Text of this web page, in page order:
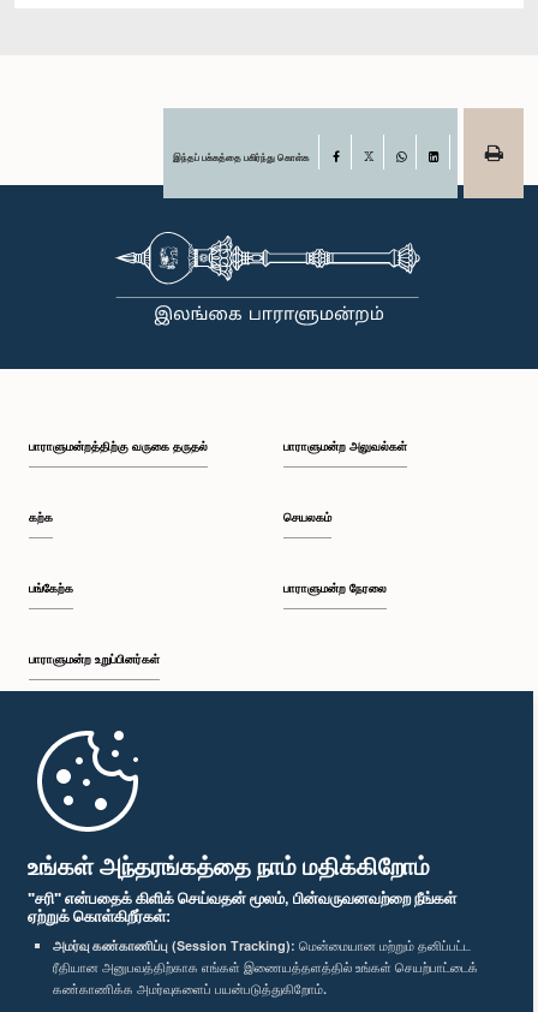
உங்கள் அந்தரங்கத்தை நாம் மதிக்கிறோம்
"சரி" என்பதைக் கிளிக் செய்வதன் மூலம், பின்வருவனவற்றை நீங்கள்
ஏற்றுக் கொள்கிறீர்கள்:
அமர்வு கண்காணிப்பு (Session Tracking): மென்மையான மற்றும் தனிப்பட்ட
ரீதியான அனுபவத்திற்காக எங்கள் இணையத்தளத்தில் உங்கள் செயற்பாட்டைக்
கண்காணிக்க அமர்வுகளைப் பயன்படுத்துகிறோம்.
இந்தப் பக்கத்தை பகிர்ந்து கொள்க Facebook
பாராளுமன்றத்திற்கு வருகை தருதல்
கற்க
பங்கேற்க
பாராளுமன்ற உறுப்பினர்கள்
முதற்பக்கம்
பாராளுமன்ற அலுவல்கள்
செயலகம்
பாராளுமன்ற நேரலை
பாராளுமன்ற கையடக்க செயலி
எம்மை பின்தொடர்க :